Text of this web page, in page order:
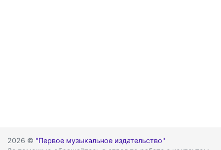
2026 © "Первое музыкальное издательство"